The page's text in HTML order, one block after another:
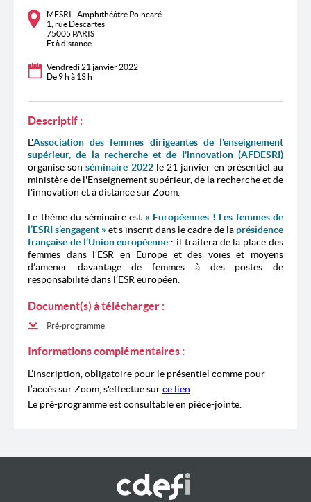
MESRI - Amphithéâtre Poincaré
1, rue Descartes
75005 PARIS
Et à distance
Vendredi 21 janvier 2022
De 9 h à 13 h
Descriptif :
L'Association des femmes dirigeantes de l'enseignement
supérieur, de la recherche et de I'innovation (AFDESRI)
organise sonséminaire 2022le 21 janvier en présentiel au
ministère de l'Enseignement supérieur, de la recherche et de
l'innovation et à distance sur Zoom.
Le thème du séminaire est « Européennes ! Les femmes de
l’ESRI s’engagent » et s'inscrit dans le cadre de la présidence
française de l’Union européenne : il traitera de la place des
femmes dans l’ESR en Europe et des voies et moyens
d’amener davantage de femmes à des postes de
responsabilité dans l’ESR européen.
Document(s) à télécharger :
Pré-programme
Informations complémentaires :
L’inscription, obligatoire pour le présentiel comme pour
l’accès sur Zoom, s'effectue surce lien
Le pré-programme est consultable en pièce-jointe.